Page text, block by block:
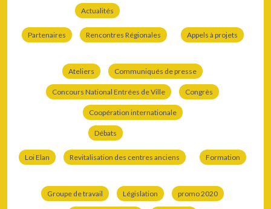
Actualités
Partenaires Rencontres Régionales Appels à projets
Ateliers Communiqués de presse
Concours National Entrées de Ville Congrès
Coopération internationale
Débats
Loi Elan Revitalisation des centres anciens Formation
Groupe de travail Législation promo 2020